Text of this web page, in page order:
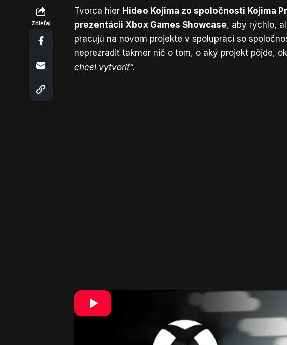
Zdieľaj
Tvorca hier Hideo Kojima zo spoločnosti Kojima
prezentácii Xbox Games Showcase, aby rýchlo,
pracujú na novom projekte v spolupráci so
neprezradiť takmer nič o tom, o aký projekt pôjde,
chcel vytvoriť“.
Kojima tiež naznačil, že ide o novú hru
, a teda
existujúcej série. Krátko sa zmienil aj o cloudovej
naznačil, že projekt by mohol využiť aj túto
nový smer pre štúdio a autora, keďže Kojima bol v